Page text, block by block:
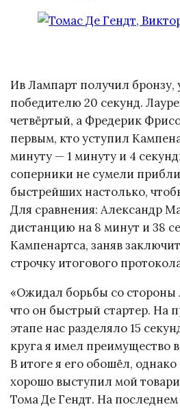
Ив Лампарт получил бронзу,
победителю 20 секунд.
четвёртый, а Фредерик
первым, кто уступил
минуту — 1 минуту и 4
соперники не сумели
быстрейших настолько,
Для сравнения: Александр
дистанцию на 8 минут и 38
Кампенартса, заняв
строчку итогового
«Ожидал борьбы со стороны
что он быстрый стартер. На
этапе нас разделяло 15
круга я имел преимущество
В итоге я его обошёл,
хорошо выступил мой
Тома Де Гендт. На